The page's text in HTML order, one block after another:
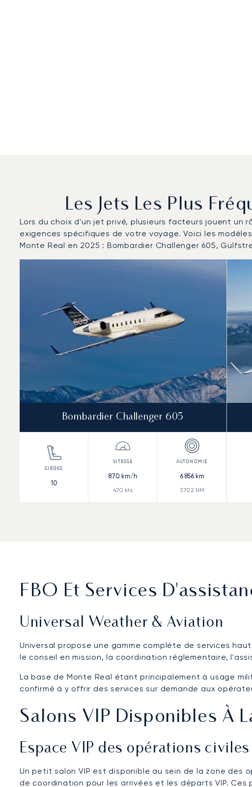
Les Jets Les Plus
Lors du choix d'un jet privé, plusieurs facteurs jouent
exigences spécifiques de votre voyage. Voici les
Monte Real en 2025 : Bombardier Challenger 605,
Base aérienne de Monte Real : Les 3 modèles d'aéronefs les
Modèle d'aéronef
Bombardier Challenger 605
10
870 km/h
470 kts
6 856km
3 702 NM
FBO Et Services
Universal Weather & Aviation
Universal propose une gamme complète de services
le conseil en mission, la coordination réglementaire,
La base de Monte Real étant principalement à usage
confirmé à y offrir des services sur demande aux
Salons VIP Disponibles À
Espace VIP des opérations civiles
Un petit salon VIP est disponible au sein de la zone
de coordination pour les arrivées et les départs VIP.